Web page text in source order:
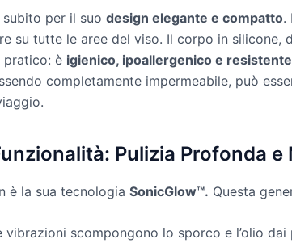
per il suo design elegante e compatto.
su tutte le aree del viso. Il corpo in
pratico: è igienico, ipoallergenico e
completamente impermeabile, può
Pulizia Profonda
è la sua tecnologia SonicGlow™. Questa
vibrazioni scompongono lo sporco e l’olio